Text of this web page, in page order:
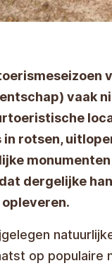
vaak
rotsen,
dergelijke
op populaire